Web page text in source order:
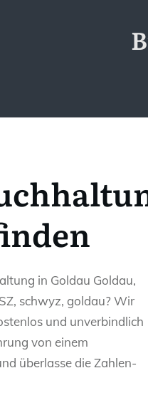
in Goldau Goldau,
schwyz, goldau? Wir
und unverbindlich
von einem
überlasse die Zahlen-